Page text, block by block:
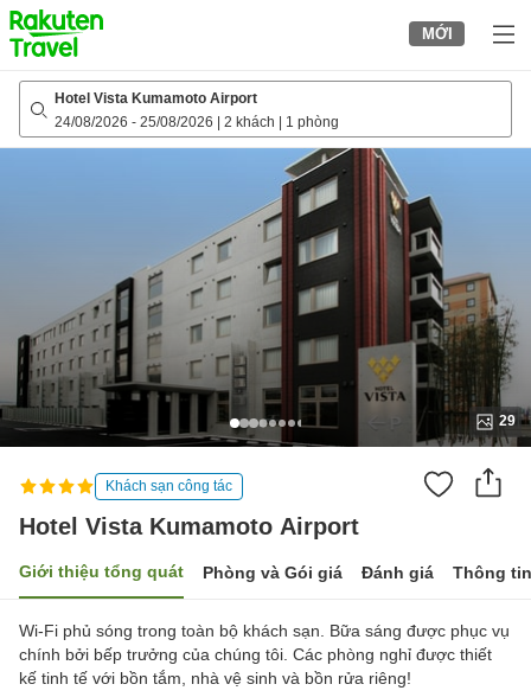
to
top
page
MỚI
Hotel Vista Kumamoto Airport
24/08/2026 - 25/08/2026 2 khách 1 phòng
29
Khách sạn công tác
Hotel Vista Kumamoto Airport
Giới thiệu tổng quát Phòng và Gói giá Đánh giá Thông
Wi-Fi phủ sóng trong toàn bộ khách sạn. Bữa sáng được phục vụ
chính bởi bếp trưởng của chúng tôi. Các phòng nghỉ được thiết
kế tinh tế với bồn tắm, nhà vệ sinh và bồn rửa riêng!